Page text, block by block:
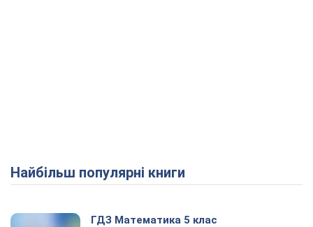
Найбільш популярні книги
ГДЗ Математика 5 клас